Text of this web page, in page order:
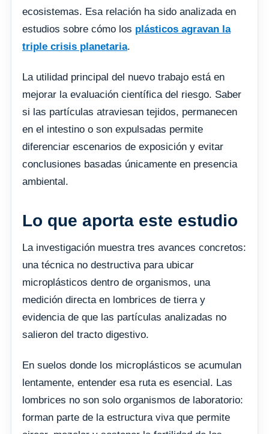
ecosistemas. Esa relación ha sido analizada en
estudios sobre cómo los plásticos agravan la
triple crisis planetaria.
La utilidad principal del nuevo trabajo está en
mejorar la evaluación científica del riesgo. Saber
si las partículas atraviesan tejidos, permanecen
en el intestino o son expulsadas permite
diferenciar escenarios de exposición y evitar
conclusiones basadas únicamente en presencia
ambiental.
Lo que aporta este estudio
La investigación muestra tres avances concretos:
una técnica no destructiva para ubicar
microplásticos dentro de organismos, una
medición directa en lombrices de tierra y
evidencia de que las partículas analizadas no
salieron del tracto digestivo.
En suelos donde los microplásticos se acumulan
lentamente, entender esa ruta es esencial. Las
lombrices no son solo organismos de laboratorio:
forman parte de la estructura viva que permite